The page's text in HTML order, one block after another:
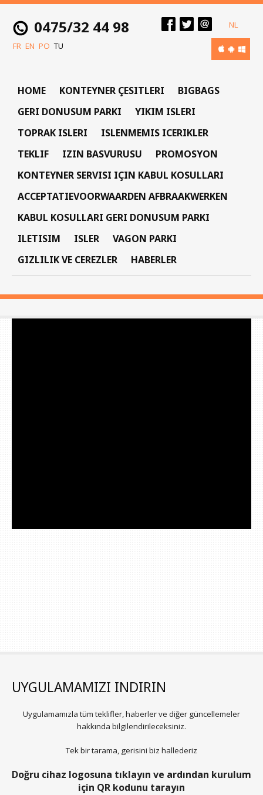
0475/32 44 98
NL
FR EN PO TU
HOME KONTEYNER ÇESITLERI
BIGBAGS
GERI DONUSUM PARKI
YIKIM ISLERI
TOPRAK ISLERI
ISLENMEMIS ICERIKLER
TEKLIF
IZIN BASVURUSU
PROMOSYON
KONTEYNER SERVISI IÇIN KABUL KOSULLARI
ACCEPTATIEVOORWAARDEN AFBRAAKWERKEN
KABUL KOSULLARI GERI DONUSUM PARKI
ILETISIM
ISLER
VAGON PARKI
GIZLILIK VE CEREZLER
HABERLER
UYGULAMAMIZI INDIRIN
Uygulamamızla tüm teklifler, haberler ve diğer güncellemeler
hakkında bilgilendirileceksiniz.
Tek bir tarama, gerisini biz hallederiz
Doğru cihaz logosuna tıklayın ve ardından kurulum
için QR kodunu tarayın